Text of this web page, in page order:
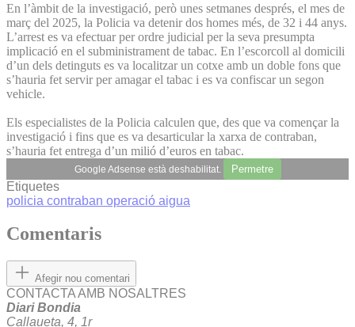
En l’àmbit de la investigació, però unes setmanes després, el mes de
març del 2025, la Policia va detenir dos homes més, de 32 i 44 anys.
L’arrest es va efectuar per ordre judicial per la seva presumpta
implicació en el subministrament de tabac. En l’escorcoll al domicili
d’un dels detinguts es va localitzar un cotxe amb un doble fons que
s’hauria fet servir per amagar el tabac i es va confiscar un segon
vehicle.
Els especialistes de la Policia calculen que, des que va començar la
investigació i fins que es va desarticular la xarxa de contraban,
s’hauria fet entrega d’un milió d’euros en tabac.
Google Adsense està deshabilitat. Permetre
Etiquetes
policia contraban operació aigua
Comentaris
Afegir nou comentari
CONTACTA AMB NOSALTRES
Diari Bondia
Callaueta, 4, 1r